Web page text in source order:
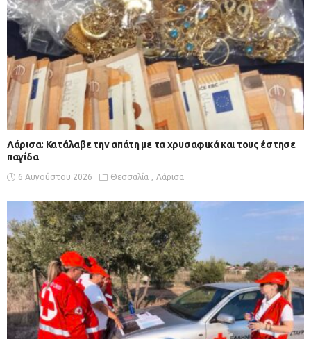
Λάρισα: Κατάλαβε την απάτη με τα χρυσαφικά και τους έστησε
παγίδα
6 Αυγούστου 2026 Θεσσαλία Λάρισα